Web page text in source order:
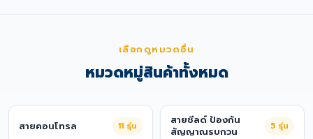
เลือกดูหมวดอื่น
หมวดหมู่สินค้าทั้งหมด
สายคอนโทรล 11 รุ่น
สายชีลด์ ป้องกัน
สัญญาณรบกวน
5 รุ่น